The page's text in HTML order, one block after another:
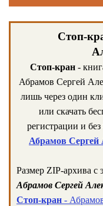
Стоп-
Стоп-кран-
Абрамов Сергей
лишь через один
или скачать
регистрации и
Абрамов Сергей
Размер ZIP-архива c
Абрамов Сергей
Стоп-кран -